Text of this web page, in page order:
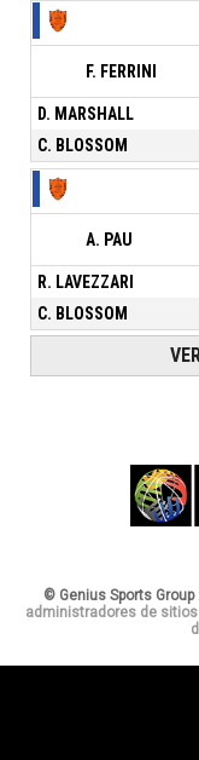
F. FERRINI
D. MARSHALL
C. BLOSSOM
A. PAU
R. LAVEZZARI
C. BLOSSOM
© Genius Sports Group
administradores de